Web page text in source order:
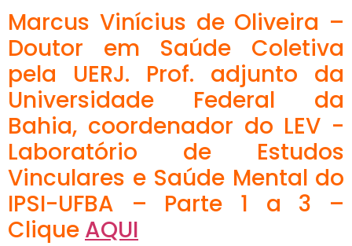
Marcus Vinícius de Oliveira –
Doutor em Saúde Coletiva
pela UERJ. Prof. adjunto da
Universidade Federal da
Bahia, coordenador do LEV -
Laboratório de Estudos
Vinculares e Saúde Mental do
IPSI-UFBA – Parte 1 a 3 –
Clique AQUI